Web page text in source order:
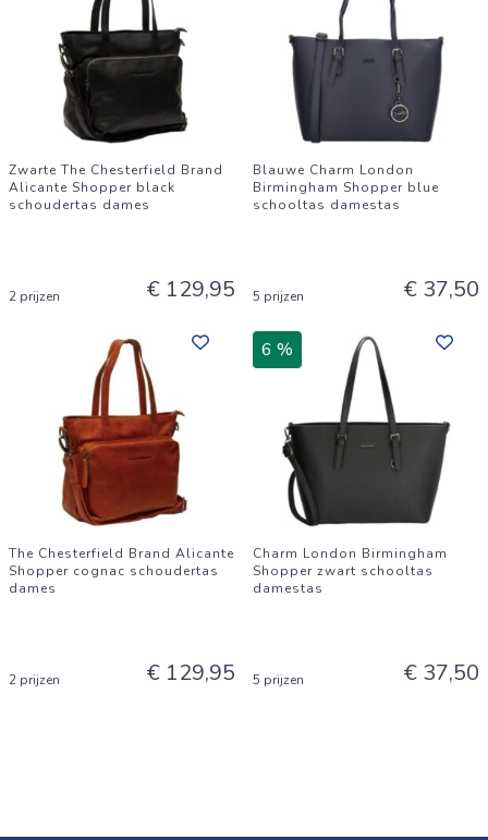
Zwarte The Chesterfield Brand
Alicante Shopper black
schoudertas dames
2 prijzen € 129,95
Blauwe Charm London
Birmingham Shopper blue
schooltas damestas
5 prijzen € 37,50
The Chesterfield Brand Alicante
Shopper cognac schoudertas
dames
2 prijzen € 129,95
6 %
Charm London Birmingham
Shopper zwart schooltas
damestas
5 prijzen € 37,50